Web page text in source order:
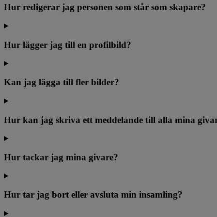
Hur redigerar jag personen som står som skapare?
Hur lägger jag till en profilbild?
Kan jag lägga till fler bilder?
Hur kan jag skriva ett meddelande till alla mina
Hur tackar jag mina givare?
Hur tar jag bort eller avsluta min insamling?